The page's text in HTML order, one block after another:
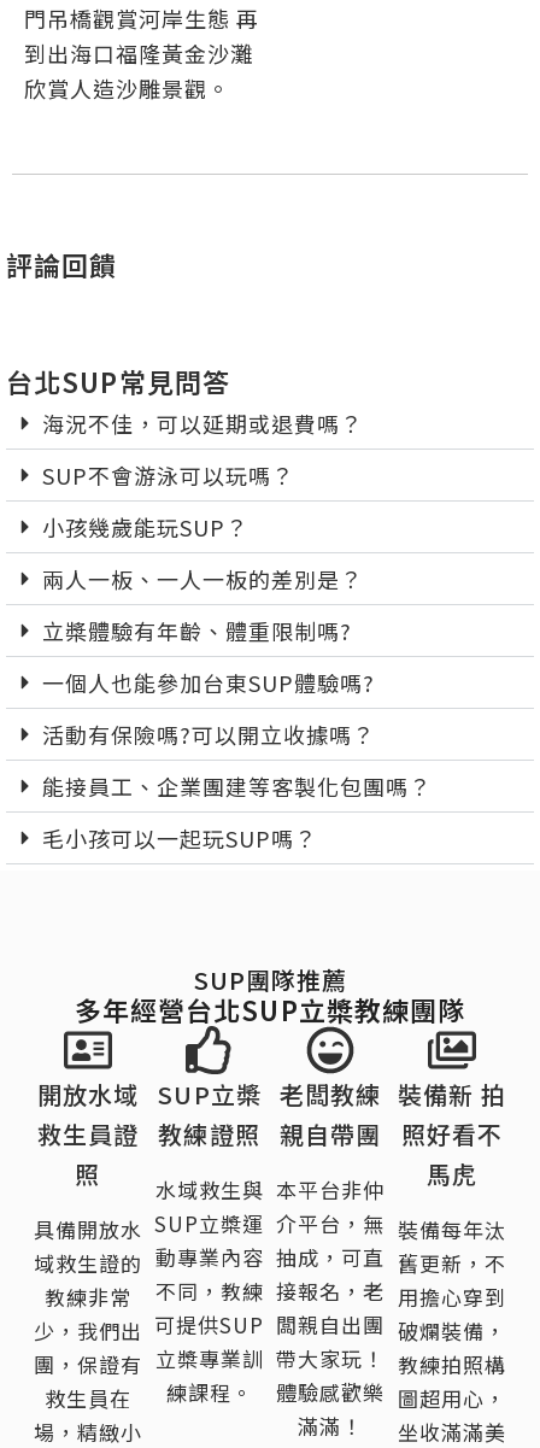
門吊橋觀賞河岸生態 再
到出海口福隆黃金沙灘
欣賞人造沙雕景觀。
評論回饋
台北SUP常見問答
海況不佳，可以延期或退費嗎？
SUP不會游泳可以玩嗎？
小孩幾歲能玩SUP？
兩人一板、一人一板的差別是？
立槳體驗有年齡、體重限制嗎?
一個人也能參加台東SUP體驗嗎?
活動有保險嗎?可以開立收據嗎？
能接員工、企業團建等客製化包團嗎？
毛小孩可以一起玩SUP嗎？
SUP團隊推薦
多年經營台北SUP立槳教練團隊
開放水域
救生員證
照
具備開放水
域救生證的
教練非常
少，我們出
團，保證有
救生員在
場，精緻小
SUP立槳
教練證照
水域救生與
SUP立槳運
動專業內容
不同，教練
可提供SUP
立槳專業訓
練課程。
老闆教練
親自帶團
本平台非仲
介平台，無
抽成，可直
接報名，老
闆親自出團
帶大家玩！
體驗感歡樂
滿滿！
裝備新 拍
照好看不
馬虎
裝備每年汰
舊更新，不
用擔心穿到
破爛裝備，
教練拍照構
圖超用心，
坐收滿滿美